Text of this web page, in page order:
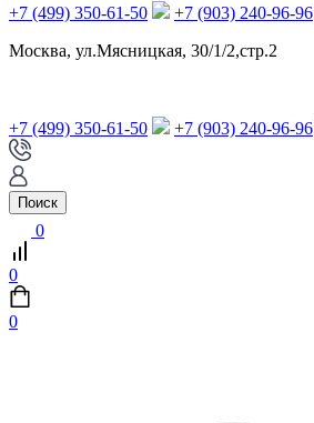
+7 (499) 350-61-50 +7 (903) 240-96-96
Москва, ул.Мясницкая, 30/1/2,стр.2
+7 (499) 350-61-50 +7 (903) 240-96-96
Поиск
0
0
0